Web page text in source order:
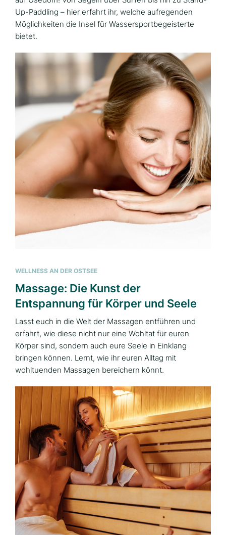
Up-Paddling – hier erfahrt ihr, welche aufregenden
Möglichkeiten die Insel für Wassersportbegeisterte
bietet.
WELLNESS AN DER OSTSEE
Massage: Die Kunst der
Entspannung für Körper und Seele
Lasst euch in die Welt der Massagen entführen und
erfahrt, wie diese nicht nur eine Wohltat für euren
Körper sind, sondern auch eure Seele in Einklang
bringen können. Lernt, wie ihr euren Alltag mit
wohltuenden Massagen bereichern könnt.